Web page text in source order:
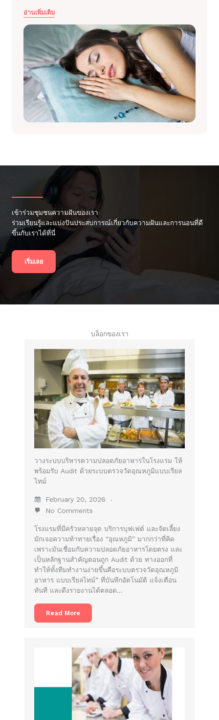
อ่านเพิ่มเติม
เข้าร่วมชุมชนความฝันของเรา
ร่วมเรียนรู้และแบ่งปันประสบการณ์เกี่ยวกับความฝันและการนอนที่ดี
ขึ้นกับเราได้ที่นี่
เริ่มเลย
บล็อกของเรา
วางระบบบริหารความปลอดภัยอาหารในโรงแรม ให้
พร้อมรับ Audit ด้วยระบบตรวจวัดอุณหภูมิแบบเรียล
ไทม์
February 20, 2026
No Comments
โรงแรมที่มีครัวหลายจุด บริการบุฟเฟต์ และจัดเลี้ยง
มักเจอความท้าทายเรื่อง “อุณหภูมิ” มากกว่าที่คิด
เพราะมันเชื่อมกับความปลอดภัยอาหารโดยตรง และ
เป็นหลักฐานสำคัญตอนถูก Audit ด้วย ทางออกที่
ทำให้ทั้งทีมทำงานง่ายขึ้นคือระบบตรวจวัดอุณหภูมิ
อาหาร แบบเรียลไทม์” ที่บันทึกอัตโนมัติ แจ้งเตือน
ทันที และดึงรายงานได้ตลอด…
Read More